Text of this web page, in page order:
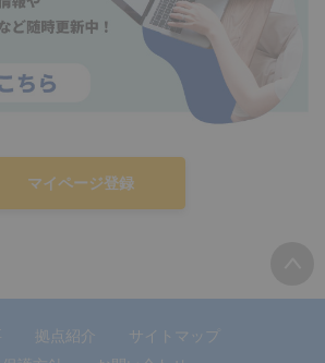
マイページ登録
拠点紹介
サイトマップ